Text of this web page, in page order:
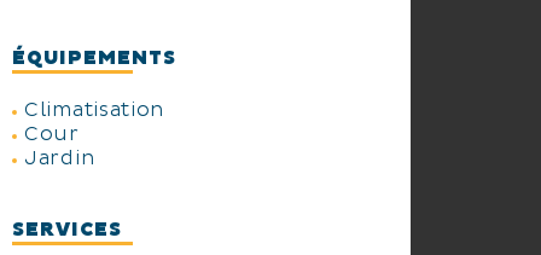
ÉQUIPEMENTS
Climatisation
Cour
Jardin
SERVICES